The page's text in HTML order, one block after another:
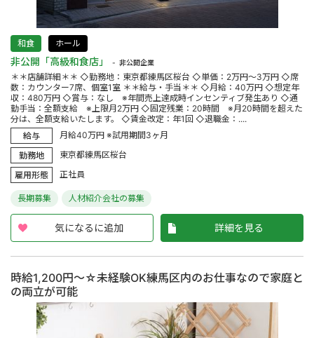
和食 ホール
非公開「高級和食店」 非公開企業
＊＊店舗詳細＊＊ ◇勤務地：東京都練馬区桜台 ◇単価：2万円～3万円 ◇席
数：カウンター7席、個室1室 ＊＊給与・手当＊＊ ◇月給：40万円 ◇想定年
収：480万円 ◇賞与：なし ※年間売上達成時インセンティブ発生あり ◇通
勤手当：全額支給 ※上限月2万円 ◇固定残業：20時間 ※月20時間を超えた
分は、全額支給いたします。 ◇賃金改定：年1回 ◇退職金：....
給与
月給40万円 ※試用期間3ヶ月
勤務地
東京都練馬区桜台
雇用形態
正社員
長期募集 人材紹介会社の募集
気になるに追加 詳細を見る
時給1,200円～☆未経験OK練馬区内のお仕事なので家庭と
の両立が可能